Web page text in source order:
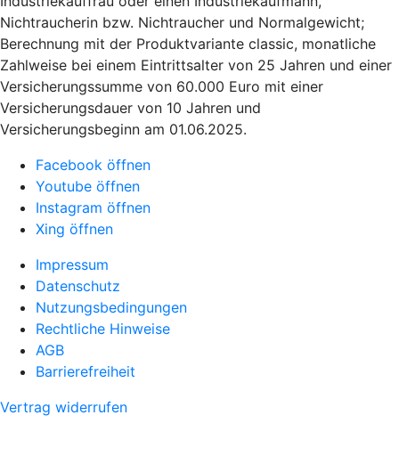
Nichtraucherin bzw. Nichtraucher und Normalgewicht;
Berechnung mit der Produktvariante classic, monatliche
Zahlweise bei einem Eintrittsalter von 25 Jahren und einer
Versicherungssumme von 60.000 Euro mit einer
Versicherungsdauer von 10 Jahren und
Versicherungsbeginn am 01.06.2025.
Facebook öffnen
Youtube öffnen
Instagram öffnen
Xing öffnen
Impressum
Datenschutz
Nutzungsbedingungen
Rechtliche Hinweise
AGB
Barrierefreiheit
Vertrag widerrufen